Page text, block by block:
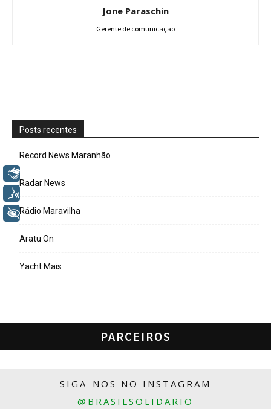
Jone Paraschin
Gerente de comunicação
Posts recentes
Record News Maranhão
Radar News
Rádio Maravilha
Aratu On
Yacht Mais
PARCEIROS
SIGA-NOS NO INSTAGRAM
@BRASILSOLIDARIO
+ Acessibilidade